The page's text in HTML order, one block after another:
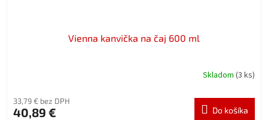
Vienna kanvička na čaj 600 ml
Skladom (3 ks)
33,79 € bez DPH
40,89 € Do košíka